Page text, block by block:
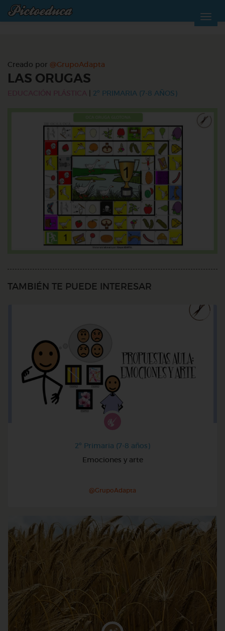
Creado por @GrupoAdapta
LAS ORUGAS
EDUCACIÓN PLÁSTICA 2º PRIMARIA (7-8 AÑOS)
TAMBIÉN TE PUEDE INTERESAR
2º Primaria (7-8 años)
Emociones y arte
@GrupoAdapta